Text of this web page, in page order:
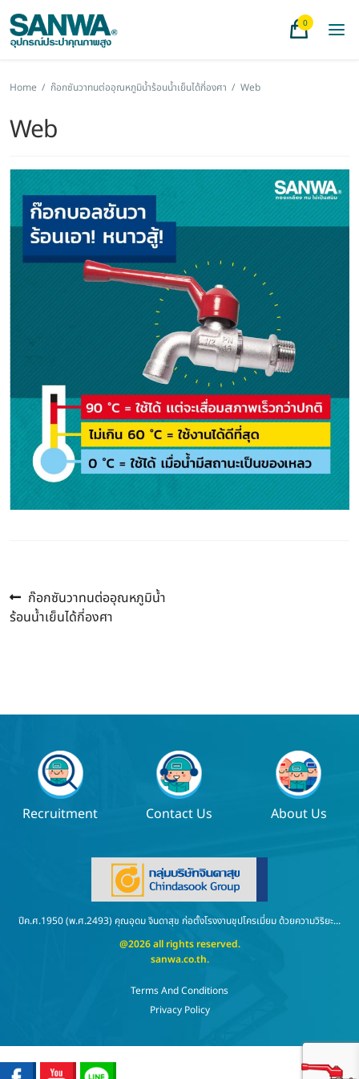
0
Home / ก๊อกซันวาทนต่ออุณหภูมิน้ำร้อนน้ำเย็นได้กี่องศา / Web
Web
แนะแนว
เรื่อง
Previous
post:
ก๊อกซันวาทนต่ออุณหภูมิน้ำ
ร้อนน้ำเย็นได้กี่องศา
Recruitment Contact Us About Us
ปีค.ศ.1950 (พ.ศ.2493) คุณอุดม จินดาสุข ก่อตั้งโรงงานชุปโครเมี่ยม ด้วยความวิริยะ...
@2026 all rights reserved.
sanwa.co.th.
Terms And Conditions
Privacy Policy